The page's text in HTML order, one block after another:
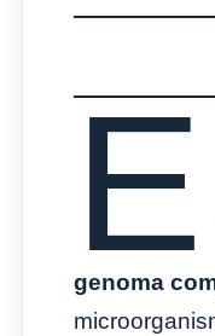
E
genoma